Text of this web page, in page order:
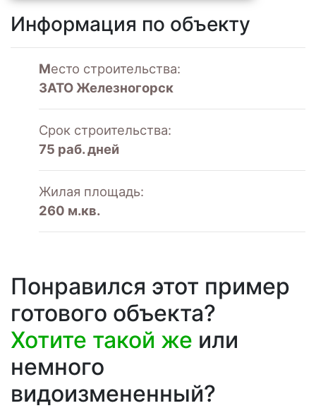
Информация по объекту
Место строительства:
ЗАТО Железногорск
Срок строительства:
75 раб. дней
Жилая площадь:
260 м.кв.
Понравился этот пример
готового объекта?
Хотите такой же или
немного
видоизмененный?